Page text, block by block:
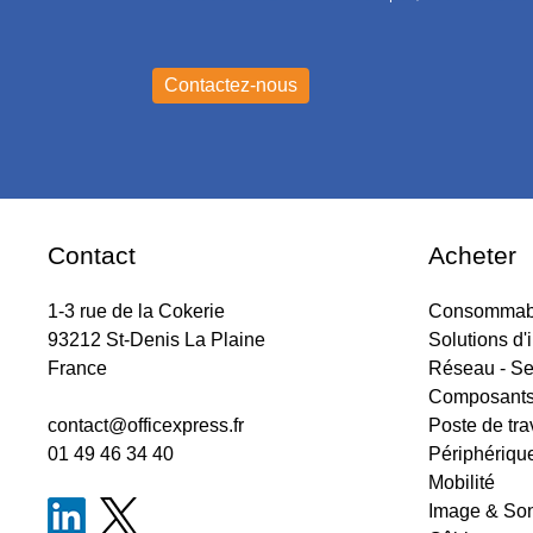
Contact
1-3 rue de la Cokerie
93212 St-Denis La Plaine
France
contact@officexpress.fr
01 49 46 34 40
Acheter
Solutions
Réseau -
Poste de
Mobilité
Image &